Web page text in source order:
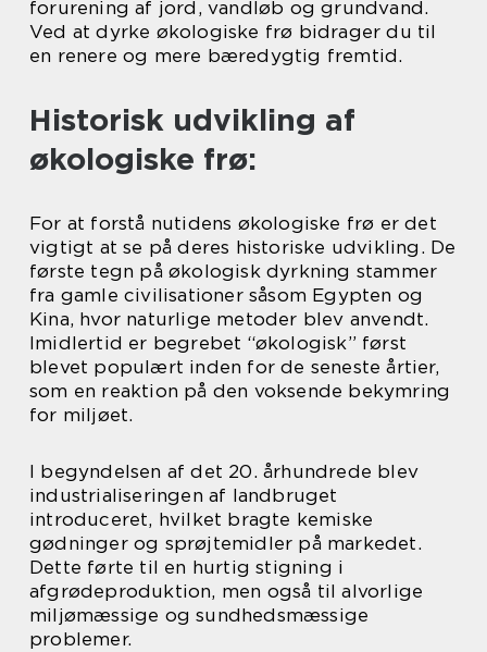
forurening af jord, vandløb og grundvand.
Ved at dyrke økologiske frø bidrager du til
en renere og mere bæredygtig fremtid.
Historisk udvikling af
økologiske frø:
For at forstå nutidens økologiske frø er det
vigtigt at se på deres historiske udvikling. De
første tegn på økologisk dyrkning stammer
fra gamle civilisationer såsom Egypten og
Kina, hvor naturlige metoder blev anvendt.
Imidlertid er begrebet “økologisk” først
blevet populært inden for de seneste årtier,
som en reaktion på den voksende bekymring
for miljøet.
I begyndelsen af det 20. århundrede blev
industrialiseringen af landbruget
introduceret, hvilket bragte kemiske
gødninger og sprøjtemidler på markedet.
Dette førte til en hurtig stigning i
afgrødeproduktion, men også til alvorlige
miljømæssige og sundhedsmæssige
problemer.